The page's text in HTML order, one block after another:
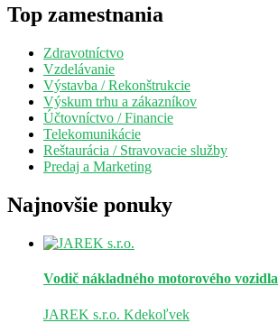
Top zamestnania
Zdravotníctvo
Vzdelávanie
Výstavba / Rekonštrukcie
Výskum trhu a zákazníkov
Účtovníctvo / Financie
Telekomunikácie
Reštaurácia / Stravovacie služby
Predaj a Marketing
Najnovšie ponuky
Vodič nákladného motorového vozidla
JAREK s.r.o. Kdekoľvek